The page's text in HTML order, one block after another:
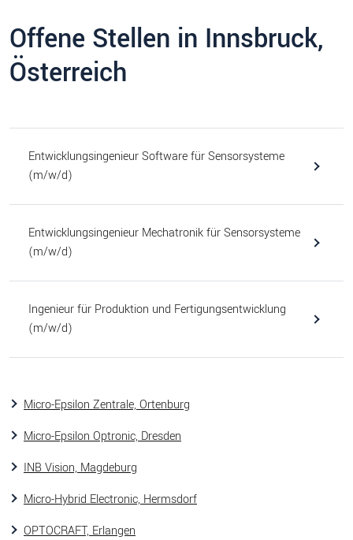
Offene Stellen in Innsbruck,
Österreich
Entwicklungsingenieur Software für Sensorsysteme
(m/w/d)
Entwicklungsingenieur Mechatronik für Sensorsysteme
(m/w/d)
Ingenieur für Produktion und Fertigungsentwicklung
(m/w/d)
Micro-Epsilon Zentrale, Ortenburg
Micro-Epsilon Optronic, Dresden
INB Vision, Magdeburg
Micro-Hybrid Electronic, Hermsdorf
OPTOCRAFT, Erlangen